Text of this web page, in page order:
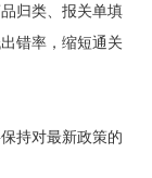
归类、报关单填
错率，缩短通关
持对最新政策的